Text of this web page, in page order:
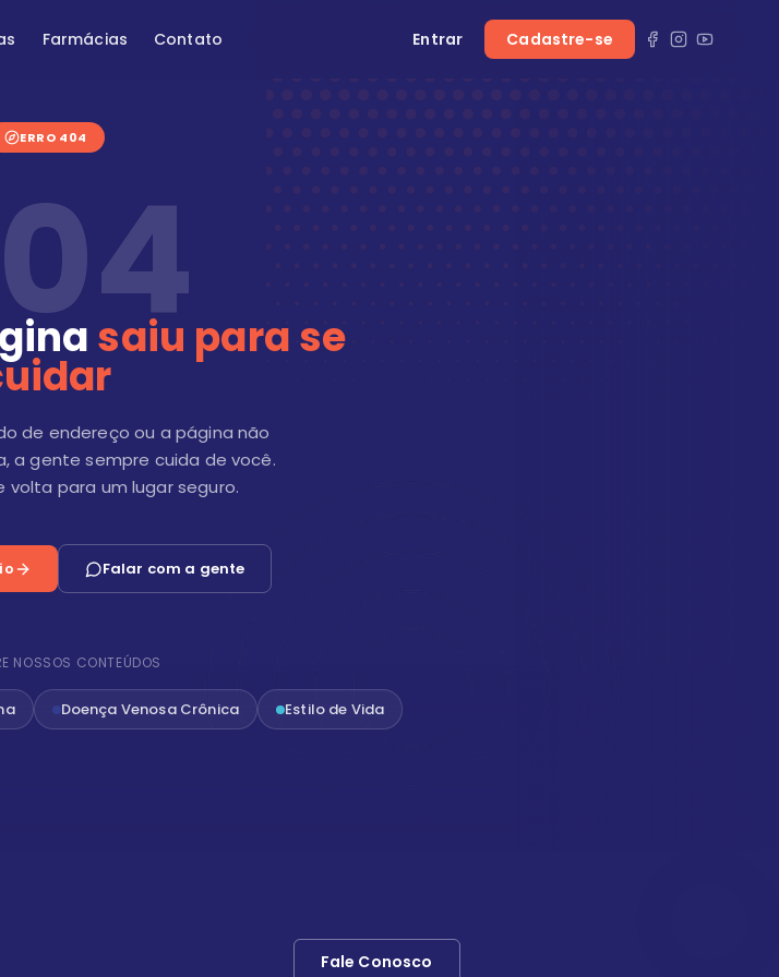
Farmácias Contato Entrar Cadastre-se
ERRO 404
saiu para se
de endereço ou a página não
a gente sempre cuida de você.
volta para um lugar seguro.
Falar com a gente
NOSSOS CONTEÚDOS
Doença Venosa Crônica Estilo de Vida
Fale Conosco